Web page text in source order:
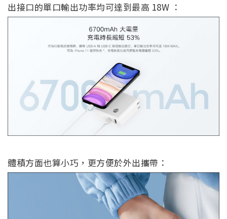
出接口的單口輸出功率均可達到最高 18W ：
體積方面也算小巧，更方便於外出攜帶：